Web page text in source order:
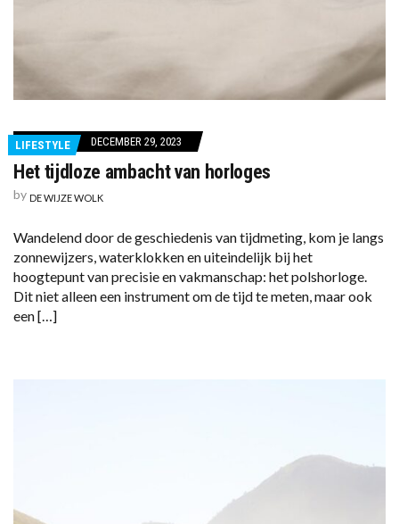
LIFESTYLE DECEMBER 29, 2023
Het tijdloze ambacht van horloges
by DE WIJZE WOLK
Wandelend door de geschiedenis van tijdmeting, kom je langs
zonnewijzers, waterklokken en uiteindelijk bij het
hoogtepunt van precisie en vakmanschap: het polshorloge.
Dit niet alleen een instrument om de tijd te meten, maar ook
een […]